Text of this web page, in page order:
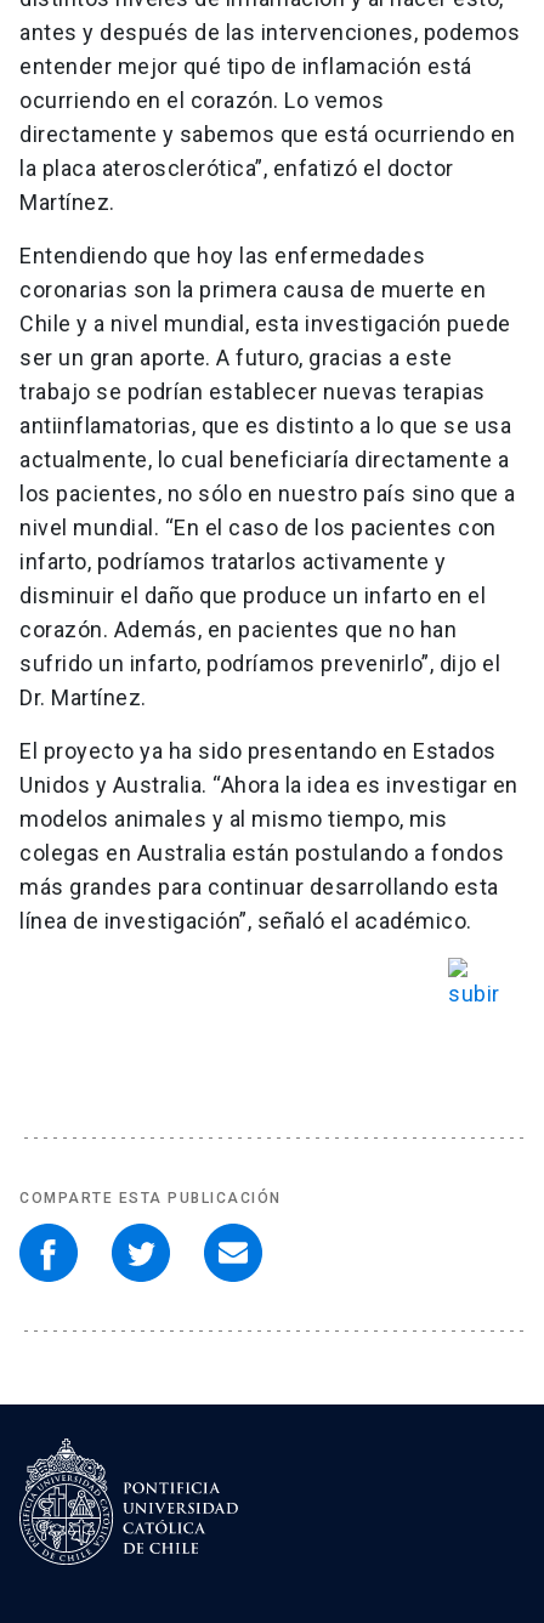
antes y después de las intervenciones, podemos
entender mejor qué tipo de inflamación está
ocurriendo en el corazón. Lo vemos
directamente y sabemos que está ocurriendo en
la placa aterosclerótica”, enfatizó el doctor
Martínez.
Entendiendo que hoy las enfermedades
coronarias son la primera causa de muerte en
Chile y a nivel mundial, esta investigación puede
ser un gran aporte. A futuro, gracias a este
trabajo se podrían establecer nuevas terapias
antiinflamatorias, que es distinto a lo que se usa
actualmente, lo cual beneficiaría directamente a
los pacientes, no sólo en nuestro país sino que a
nivel mundial. “En el caso de los pacientes con
infarto, podríamos tratarlos activamente y
disminuir el daño que produce un infarto en el
corazón. Además, en pacientes que no han
sufrido un infarto, podríamos prevenirlo”, dijo el
Dr. Martínez.
El proyecto ya ha sido presentando en Estados
Unidos y Australia. “Ahora la idea es investigar en
modelos animales y al mismo tiempo, mis
colegas en Australia están postulando a fondos
más grandes para continuar desarrollando esta
línea de investigación”, señaló el académico.
COMPARTE ESTA PUBLICACIÓN